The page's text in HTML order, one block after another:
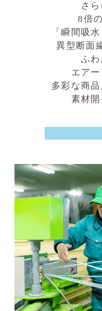
さ
8倍
「瞬間吸
異型断面
ふ
エア
多彩な商
素材開